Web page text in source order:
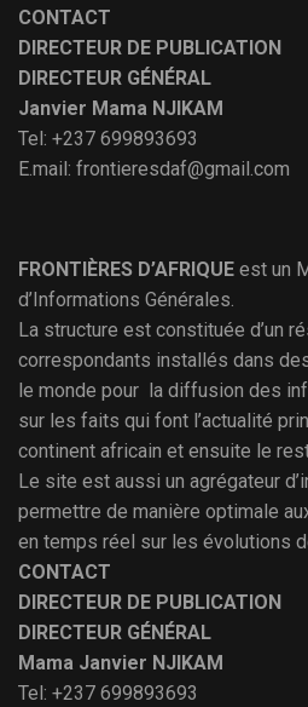
CONTACT
DIRECTEUR DE PUBLICATION
DIRECTEUR GÉNÉRAL
Janvier Mama NJIKAM
Tel: +237 699893693
E.mail: frontieresdaf@gmail.com
FRONTIÈRES D’AFRIQUE est un
d’Informations Générales.
La structure est constituée d’un
correspondants installés dans
le monde pour la diffusion des
sur les faits qui font l’actualité
continent africain et ensuite le
Le site est aussi un agrégateur
permettre de manière optimale
en temps réel sur les évolutions
CONTACT
DIRECTEUR DE PUBLICATION
DIRECTEUR GÉNÉRAL
Mama Janvier NJIKAM
Tel: +237 699893693